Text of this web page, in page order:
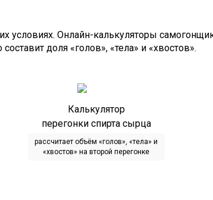
условиях. Онлайн-калькуляторы
доля «голов», «тела» и «хвостов».
Калькулятор
перегонки спирта сырца
рассчитает объём «голов», «тела» и
«хвостов» на второй перегонке